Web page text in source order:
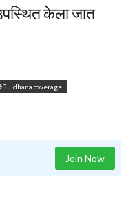
केला जात
Buldhana coverage
Join Now